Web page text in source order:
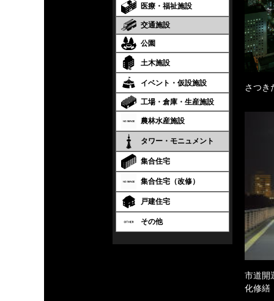
医療・福祉施設
交通施設
公園
土木施設
イベント・仮設施設
工場・倉庫・生産施設
農林水産施設
タワー・モニュメント
集合住宅
集合住宅（改修）
戸建住宅
その他
さつき
市道開
化修繕